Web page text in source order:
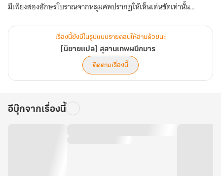
มีเพียงสองอักษรโบราณจากหลุมศพปรากฎให้เห็นเด่นชัดเท่านั้น
“จูชิง ตายคร้ังที่สิบสี่!”
“จูชิง...ชื่อของข้าอย่างนั้น หรือ?”
อยู่!
เรื่องนี้ยังมีในรูปแบบรายตอนให้อ่านด้วยนะ
[นิยายแปล] สุสานเทพผนึกมาร
ติดตามเรื่องนี้
อีบุ๊กจากเรื่องนี้